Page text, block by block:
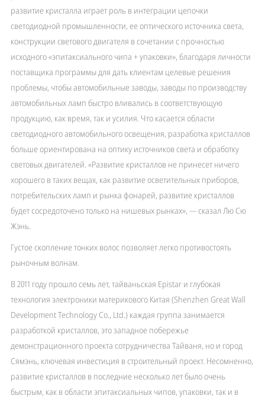
развитие кристалла играет роль в интеграции цепочки
светодиодной промышленности, ее оптического источника света,
конструкции светового двигателя в сочетании с прочностью
исходного «эпитаксиального чипа + упаковки», благодаря личности
поставщика программы для дать клиентам целевые решения
проблемы, чтобы автомобильные заводы, заводы по производству
автомобильных ламп быстро вливались в соответствующую
продукцию, как время, так и усилия. Что касается области
светодиодного автомобильного освещения, разработка кристаллов
больше ориентирована на оптику источников света и обработку
световых двигателей. «Развитие кристаллов не принесет ничего
хорошего в таких вещах, как развитие осветительных приборов,
потребительских ламп и рынка фонарей, развитие кристаллов
будет сосредоточено только на нишевых рынках», — сказал Лю Сю
Жэнь.
Густое скопление тонких волос позволяет легко противостоять
рыночным волнам.
В 2011 году прошло семь лет, тайваньская Epistar и глубокая
технология электроники материкового Китая (Shenzhen Great Wall
Development Technology Co., Ltd.) каждая группа занимается
разработкой кристаллов, это западное побережье
демонстрационного проекта сотрудничества Тайваня, но и город
Сямэнь, ключевая инвестиция в строительный проект. Несомненно,
развитие кристаллов в последние несколько лет было очень
быстрым, как в области эпитаксиальных чипов, упаковки, так и в